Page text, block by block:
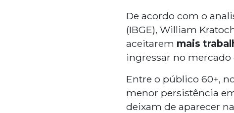
De acordo com o
(IBGE), William
aceitarem mais
ingressar no mercado
Entre o público 60+,
menor persistência
deixam de aparecer